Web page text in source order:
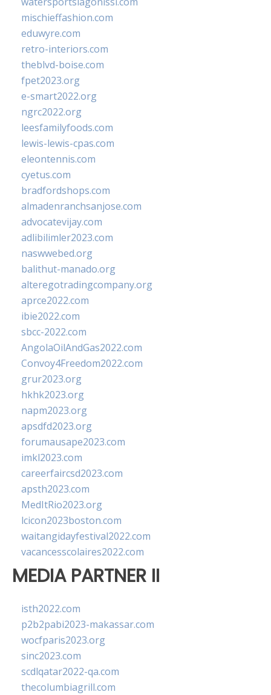
mischieffashion.com
eduwyre.com
retro-interiors.com
theblvd-boise.com
fpet2023.org
e-smart2022.org
ngrc2022.org
leesfamilyfoods.com
lewis-lewis-cpas.com
eleontennis.com
cyetus.com
bradfordshops.com
almadenranchsanjose.com
advocatevijay.com
adlibilimler2023.com
naswwebed.org
balithut-manado.org
alteregotradingcompany.org
aprce2022.com
ibie2022.com
sbcc-2022.com
AngolaOilAndGas2022.com
Convoy4Freedom2022.com
grur2023.org
hkhk2023.org
napm2023.org
apsdfd2023.org
forumausape2023.com
imkl2023.com
careerfaircsd2023.com
apsth2023.com
MedItRio2023.org
lcicon2023boston.com
waitangidayfestival2022.com
vacancesscolaires2022.com
MEDIA PARTNER II
isth2022.com
p2b2pabi2023-makassar.com
wocfparis2023.org
sinc2023.com
scdlqatar2022-qa.com
thecolumbiagrill.com